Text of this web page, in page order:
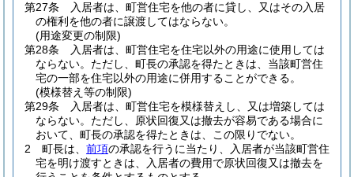
第27条
入居者は、町営住宅を他の者に貸し、又はその入居
の権利を他の者に譲渡してはならない。
(用途変更の制限)
第28条
入居者は、町営住宅を住宅以外の用途に使用しては
ならない。 ただし、町長の承認を得たときは、当該町営住
宅の一部を住宅以外の用途に併用することができる。
(模様替え等の制限)
第29条
入居者は、町営住宅を模様替えし、又は増築しては
ならない。 ただし、原状回復又は撤去が容易である場合に
おいて、町長の承認を得たときは、この限りでない。
2
町長は、 前項の承認を行うに当たり、入居者が当該町営住
宅を明け渡すときは、入居者の費用で原状回復又は撤去を